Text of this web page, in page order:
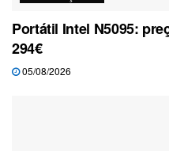
Portátil Intel N5095:
294€
05/08/2026